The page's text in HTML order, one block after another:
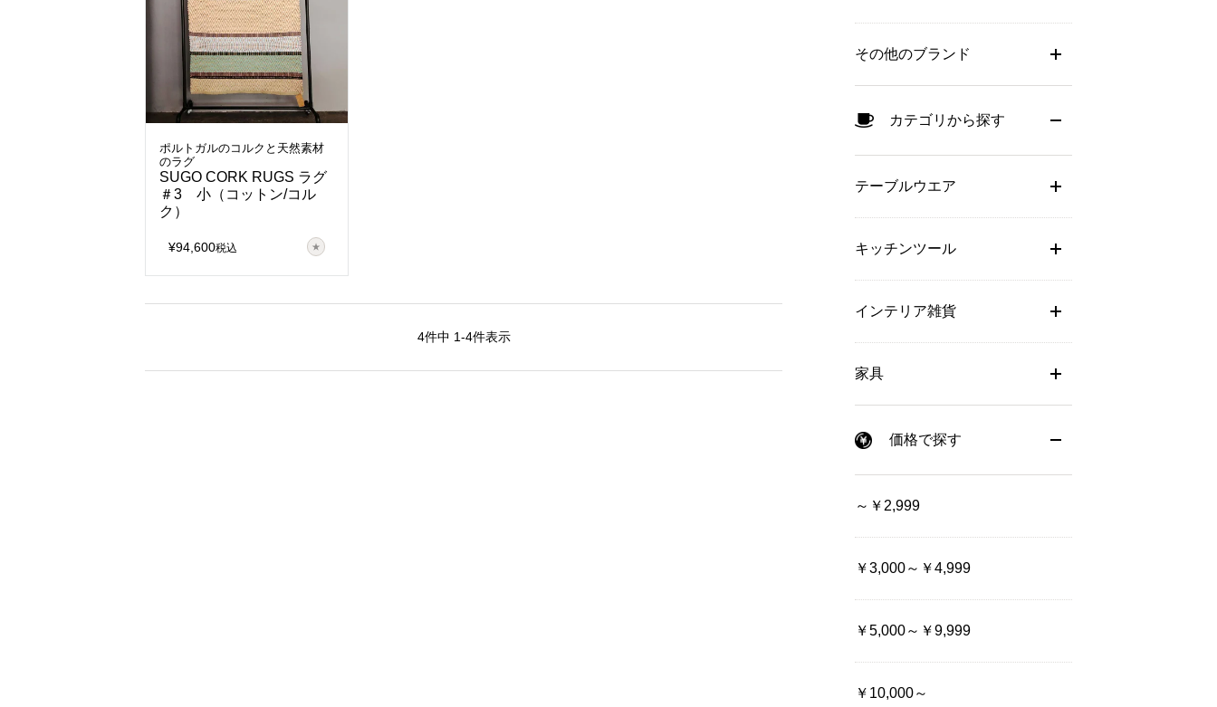
ポルトガルのコルクと天然素材
のラグ
SUGO CORK RUGS ラグ
＃3 小（コットン/コル
ク）
¥94,600税込
4件中 1-4件表示
その他のブランド
カテゴリから探す
テーブルウエア
キッチンツール
インテリア雑貨
家具
価格で探す
～￥2,999
￥3,000～￥4,999
￥5,000～￥9,999
￥10,000～